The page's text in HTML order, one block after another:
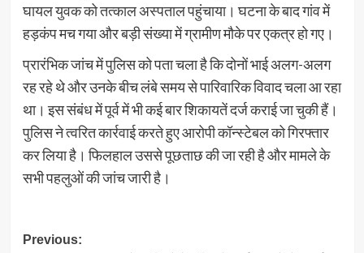
घायल युवक को तत्काल अस्पताल पहुंचाया। घटना के बाद गांव में
हड़कंप मच गया और बड़ी संख्या में ग्रामीण मौके पर एकत्र हो गए।
प्रारंभिक जांच में पुलिस को पता चला है कि दोनों भाई अलग-अलग
रह रहे थे और उनके बीच लंबे समय से पारिवारिक विवाद चला आ रहा
था। इस संबंध में पूर्व में भी कई बार शिकायतें दर्ज कराई जा चुकी हैं।
पुलिस ने त्वरित कार्रवाई करते हुए आरोपी कॉन्स्टेबल को गिरफ्तार
कर लिया है। फिलहाल उससे पूछताछ की जा रही है और मामले के
सभी पहलुओं की जांच जारी है।
Post
Previous: